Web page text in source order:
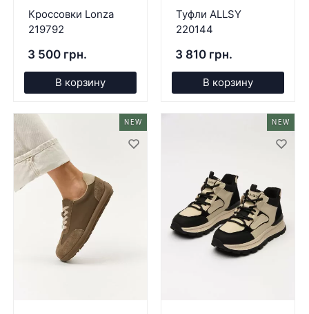
Кроссовки Lonza
219792
3 500 грн.
В корзину
Туфли ALLSY
220144
3 810 грн.
В корзину
NEW NEW